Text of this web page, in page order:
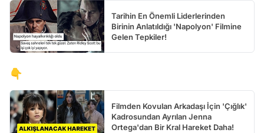
Tarihin En Önemli Liderlerinden
Birinin Anlatıldığı 'Napolyon' Filmine
Gelen Tepkiler!
👇
Filmden Kovulan Arkadaşı İçin 'Çığlık'
Kadrosundan Ayrılan Jenna
Ortega'dan Bir Kral Hareket Daha!